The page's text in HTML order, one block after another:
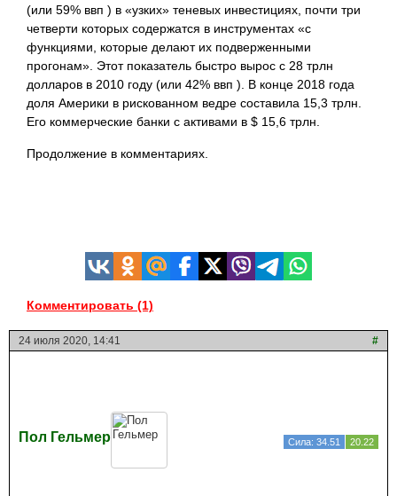
(или 59% ввп ) в «узких» теневых инвестициях, почти три
четверти которых содержатся в инструментах «с
функциями, которые делают их подверженными
прогонам». Этот показатель быстро вырос с 28 трлн
долларов в 2010 году (или 42% ввп ). В конце 2018 года
доля Америки в рискованном ведре составила 15,3 трлн.
Его коммерческие банки с активами в $ 15,6 трлн.
Продолжение в комментариях.
Комментировать (1)
24 июля 2020, 14:41 #
Пол Гельмер Сила: 34.51 20.22